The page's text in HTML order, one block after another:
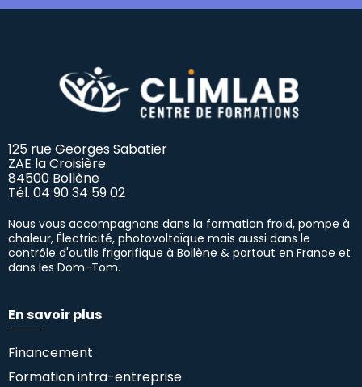
125 rue Georges Sabatier
ZAE la Croisière
84500 Bollène
Tél. 04 90 34 59 02
Nous vous accompagnons dans la formation froid, pompe à
chaleur, Électricité, photovoltaïque mais aussi dans le
contrôle d'outils frigorifique à Bollène & partout en France et
dans les Dom-Tom.
En savoir plus
Financement
Formation intra-entreprise